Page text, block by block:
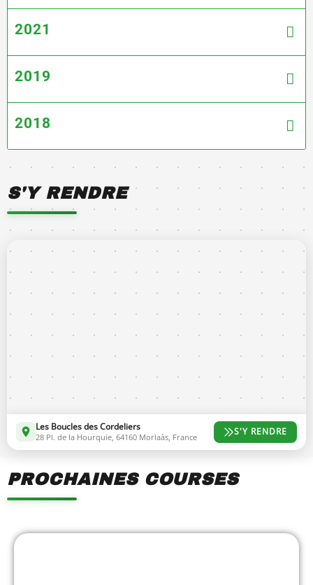
2021
2019
2018
S'Y RENDRE
Les Boucles des Cordeliers
28 Pl. de la Hourquie, 64160 Morlaàs, France S'Y RENDRE
PROCHAINES COURSES
Showing